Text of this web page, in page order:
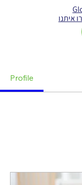
איתנו
Profile